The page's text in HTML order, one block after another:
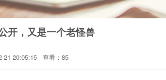
开，又是一个老怪兽
21 20:05:15 查看：85